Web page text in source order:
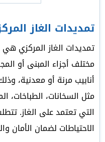
تمديدات الغاز
تمديدات الغاز المركزي
مختلف أجزاء المبنى أو
أنابيب مرنة أو معدنية،
مثل السخانات، الطباخات،
التي تعتمد على الغاز.
الاحتياطات لضمان الأمان